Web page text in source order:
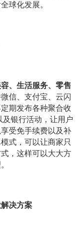
球化发展。
、生活服务、零售
信、支付宝、云闪
期发布各种聚合收
及银行活动，让用户
受免手续费以及补
式，可以让商家只
，这样可以大大方
决方案